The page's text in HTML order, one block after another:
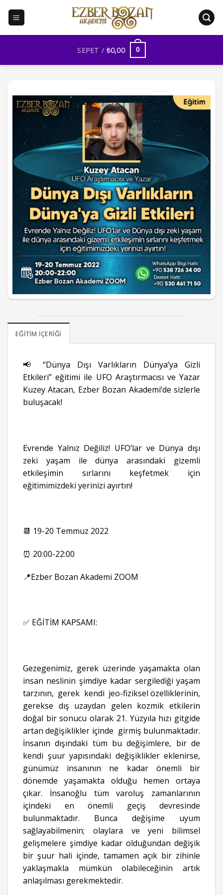
SEPET / ₺0,00 0
EĞITIM İÇERIĞI
📢 “Dünya Dışı Varlıkların Dünya’ya Gizli
Etkileri” eğitimi ile UFO Araştırmacısı ve Yazar
Kuzey Atacan, Ezber Bozan Akademi’de sizlerle
buluşacak!
Evrende Yalnız Değiliz! UFO’lar ve Dünya dışı
zeki yaşam ile dünya arasındaki gizemli
etkileşimin sırlarını keşfetmek için
eğitimimizdeki yerinizi ayırtın!
📆 19-20 Temmuz 2022
⏰ 20:00-22:00
📍Ezber Bozan Akademi ZOOM
✅ EĞİTİM KAPSAMI:
Gezegenimiz, gerek üzerinde yaşamakta olan
insan neslinin şimdiye kadar sergilediği yaşam
tarzının, gerek kendi jeo-fiziksel özelliklerinin,
gerekse dış uzaydan gelen kozmik etkilerin
doğal bir sonucu olarak 21. Yüzyıla hızı gitgide
artan değişiklikler içinde girmiş bulunmaktadır.
İnsanın dışındaki tüm bu değişimlere, bir de
kendi şuur yapısındaki değişiklikler eklenirse,
günümüz insanının ne kadar önemli bir
dönemde yaşamakta olduğu hemen ortaya
çıkar. İnsanoğlu tüm varoluş zamanlarının
içindeki en önemli geçiş devresinde
bulunmaktadır. Bunca değişime uyum
sağlayabilmenin; olaylara ve yeni bilimsel
gelişmelere şimdiye kadar olduğundan değişik
bir şuur hali içinde, tamamen açık bir zihinle
yaklaşmakla mümkün olabileceğinin artık
anlaşılması gerekmektedir.